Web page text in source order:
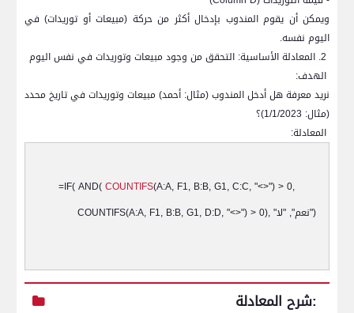
ويمكن أن يقوم المندوب بإدخال أكثر من حركة (مبيعات أو توريدات) في
اليوم نفسه.
2. المعادلة الأساسية: التحقق من وجود مبيعات وتوريدات في نفس اليوم
الهدف:
نريد معرفة هل أدخل المندوب (مثال: أحمد) مبيعات وتوريدات في تاريخ محدد
(مثال: 1/1/2023)؟
المعادلة:
=IF( AND(COUNTIFS(A:A, F1, B:B, G1, C:C, "<>") > 0,
COUNTIFS(A:A, F1, B:B, G1, D:D, "<>") > 0), "نعم", "لا")
شرح المعادلة: